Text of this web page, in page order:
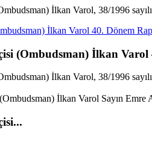
İlkan Varol, 38/1996
İlkan Varol 40. Dönem
(Ombudsman) İlkan
İlkan Varol, 38/1996